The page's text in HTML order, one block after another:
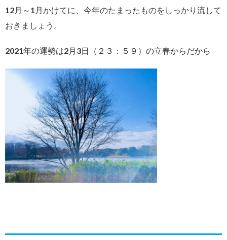
12月～1月かけてに、今年のたまったものをしっかり流して
おきましょう。
2021年の運勢は2月3日（２３：５９）の立春からだから